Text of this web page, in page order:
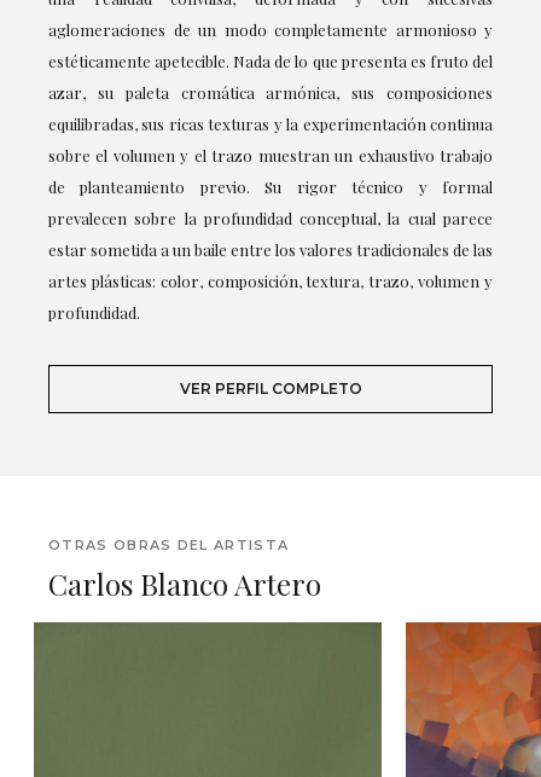
aglomeraciones de un modo completamente armonioso y
estéticamente apetecible. Nada de lo que presenta es fruto del
azar, su paleta cromática armónica, sus composiciones
equilibradas, sus ricas texturas y la experimentación continua
sobre el volumen y el trazo muestran un exhaustivo trabajo
de planteamiento previo. Su rigor técnico y formal
prevalecen sobre la profundidad conceptual, la cual parece
estar sometida a un baile entre los valores tradicionales de las
artes plásticas: color, composición, textura, trazo, volumen y
profundidad.
VER PERFIL COMPLETO
OTRAS OBRAS DEL ARTISTA
Carlos Blanco Artero